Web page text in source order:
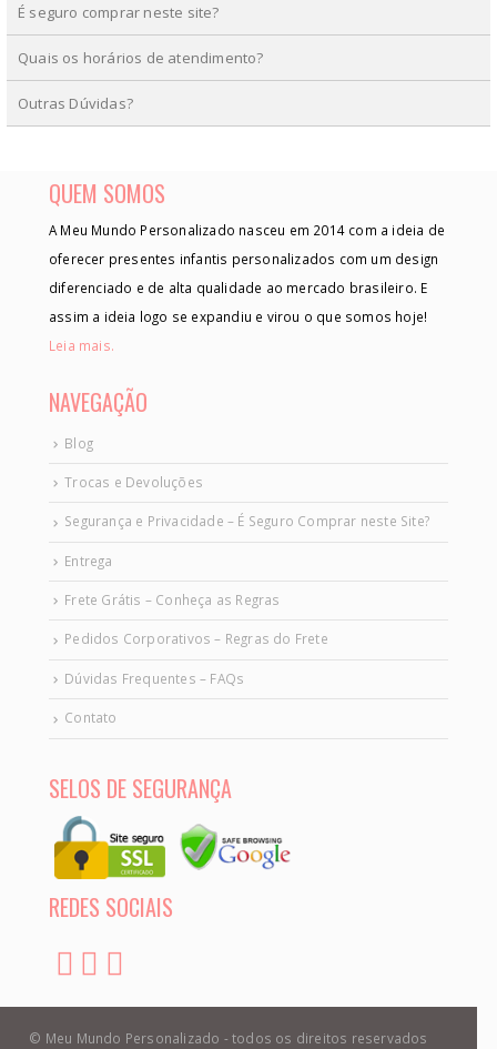
É seguro comprar neste site?
Quais os horários de atendimento?
Outras Dúvidas?
QUEM SOMOS
A Meu Mundo Personalizado nasceu em 2014 com a ideia de
oferecer presentes infantis personalizados com um design
diferenciado e de alta qualidade ao mercado brasileiro. E
assim a ideia logo se expandiu e virou o que somos hoje!
Leia mais.
NAVEGAÇÃO
Blog
Trocas e Devoluções
Segurança e Privacidade – É Seguro Comprar neste Site?
Entrega
Frete Grátis – Conheça as Regras
Pedidos Corporativos – Regras do Frete
Dúvidas Frequentes – FAQs
Contato
SELOS DE SEGURANÇA
REDES SOCIAIS
© Meu Mundo Personalizado - todos os direitos reservados